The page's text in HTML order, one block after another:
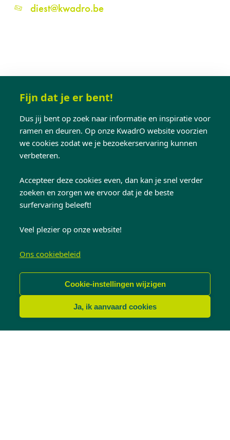
Fijn dat je er bent!
Dus jij bent op zoek naar informatie en inspiratie voor
ramen en deuren. Op onze KwadrO website voorzien
we cookies zodat we je bezoekerservaring kunnen
verbeteren.
Accepteer deze cookies even, dan kan je snel verder
zoeken en zorgen we ervoor dat je de beste
surfervaring beleeft!
Veel plezier op onze website!
Ons cookiebeleid
Cookie-instellingen wijzigen
Ja, ik aanvaard cookies
diest@kwadro.be
Kwaliteit en service
bij KwadrO Diest
Klanten in Diest waarderen ons voor onze
producten. De reviews vertellen het verhaal van
tevreden klanten. Ontdek het in onze